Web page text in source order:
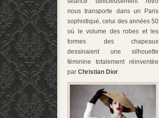
nous transporte dans un Paris
sophistiqué, celui des années 50
où le volume des robes et les
formes des chapeaux
dessinaient une silhouette
féminine totalement réinventée
par Christian Dior.